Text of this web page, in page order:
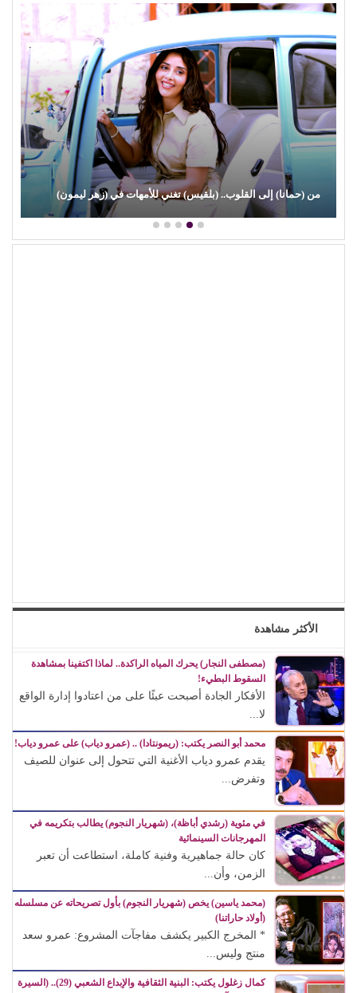
(علي الألفي) يعود بقوة.. ويفاجئ جمهوره بـ (مش رايح الساحل)
الأكثر مشاهدة
(مصطفى النجار) يحرك المياه الراكدة.. لماذا اكتفينا بمشاهدة
السقوط البطيء!
الأفكار الجادة أصبحت عبئًا على من اعتادوا إدارة الواقع
لا...
محمد أبو النصر يكتب: (ريمونتادا) .. (عمرو دياب) على عمرو دياب!
يقدم عمرو دياب الأغنية التي تتحول إلى عنوان للصيف
وتفرض...
في مئوية (رشدي أباظة)، (شهريار النجوم) يطالب بتكريمه في
المهرجانات السينمائية
كان حالة جماهيرية وفنية كاملة، استطاعت أن تعبر
الزمن، وأن...
(محمد ياسين) يخص (شهريار النجوم) بأول تصريحاته عن مسلسله
(أولاد حاراتنا)
* المخرج الكبير يكشف مفاجآت المشروع: عمرو سعد
منتج وليس...
كمال زغلول يكتب: البنية الثقافية والإبداع الشعبي (29).. (السيرة